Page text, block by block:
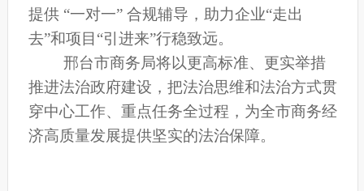
提供 “一对一” 合规辅导，助力企业“走出
去”和项目“引进来”行稳致远。
邢台市商务局将以更高标准、更实举措
推进法治政府建设，把法治思维和法治方式贯
穿中心工作、重点任务全过程，为全市商务经
济高质量发展提供坚实的法治保障。